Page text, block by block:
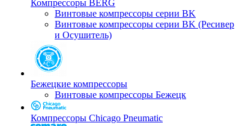
Компрессоры BERG
Винтовые компрессоры серии BK
Винтовые компрессоры серии BK (Ресивер
и Осушитель)
Бежецкие компрессоры
Винтовые компрессоры Бежецк
Компрессоры Chicago Pneumatic